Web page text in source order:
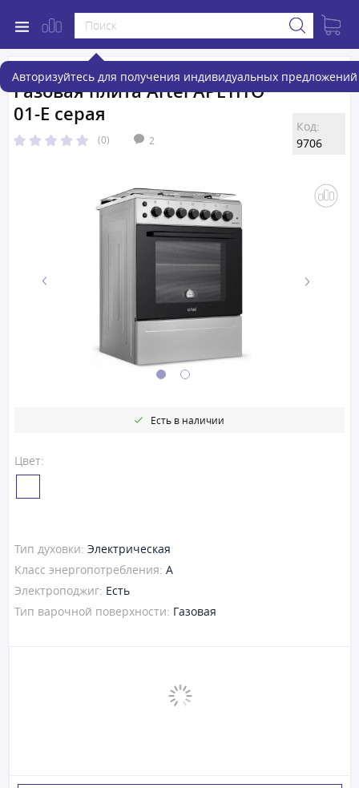
Авторизуйтесь для получения индивидуальных предложений
Газовая плита Artel APETITO
01-E серая
(0) 2
Код:
9706
Цвет:
Есть в наличии
Тип духовки: Электрическая
Класс энергопотребления: A
Электроподжиг: Есть
Тип варочной поверхности: Газовая